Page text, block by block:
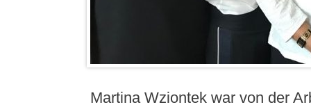
Martina Wziontek war von der